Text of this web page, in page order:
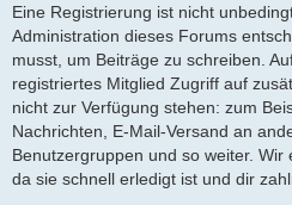
Eine Registrierung ist nicht
Administration dieses Forums
musst, um Beiträge zu schreiben.
registriertes Mitglied Zugriff auf
nicht zur Verfügung stehen: zum
Nachrichten, E-Mail-Versand an
Benutzergruppen und so weiter. Wir
da sie schnell erledigt ist und dir